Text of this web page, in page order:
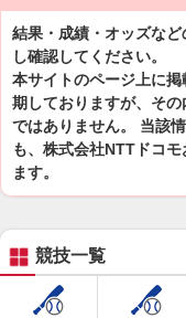
結果・成績・オッズな
し確認してください。
本サイトのページ上に
期しておりますが、そ
ではありません。 当該
も、株式会社NTTドコ
ます。
競技一覧